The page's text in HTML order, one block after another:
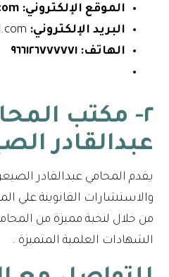
الموقع الإلكتروني:
البريد الإلكتروني:
الهاتف: ٩٦٦١٢٦٧٧٧٧٧١
٢- مكتب
عبدالقادر
يقدم المحامي عبدالقادر
والاستشارات القانوينة علي
من خلال لنخبة مميزة من
الشهادات العلمية المتميزة .